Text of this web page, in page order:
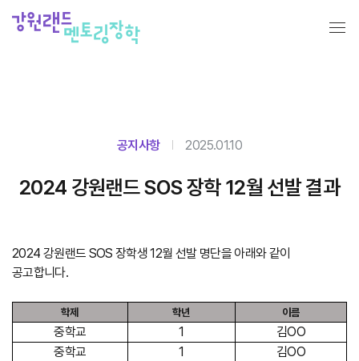
공지사항 2025.01.10
2024 강원랜드 SOS 장학 12월 선발 결과
2024 강원랜드 SOS 장학생 12월 선발 명단을 아래와 같이
공고합니다.
학제 학년 이름
중학교 1
김OO
중학교
1
김OO